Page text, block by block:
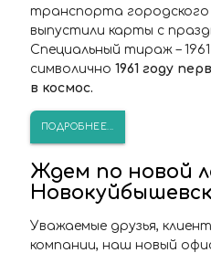
транспорта
выпустили карты с
Специальный тираж –
символично 1961 году
в космос.
ПОДРОБНЕЕ...
Ждем по новой
Уважаемые друзья,
компании, наш новый